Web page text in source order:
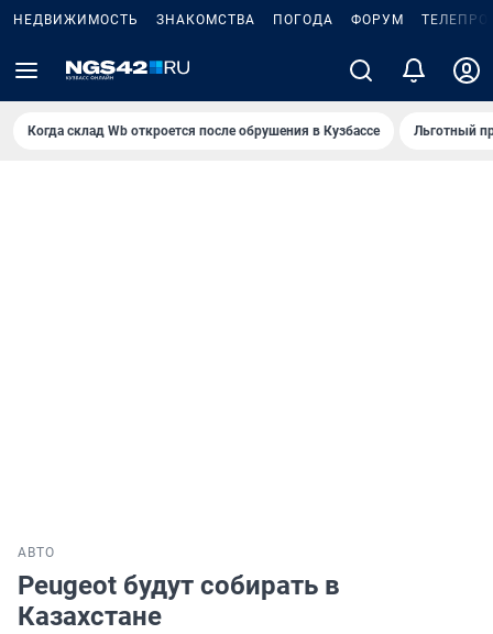
НЕДВИЖИМОСТЬ ЗНАКОМСТВА ПОГОДА ФОРУМ
Когда склад Wb откроется после обрушения в Кузбассе Льготный
АВТО
Peugeot будут собирать в
Казахстане